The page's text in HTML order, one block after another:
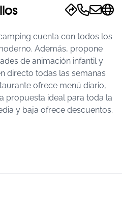
cuenta con todos los
Además, propone
de animación infantil y
directo todas las semanas
ofrece menú diario,
propuesta ideal para toda la
y baja ofrece descuentos.